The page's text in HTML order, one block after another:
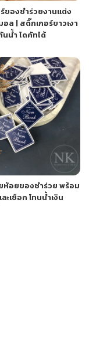
ของชำร่วยงานแต่ง
ล | สติ๊กเกอร์ขาวเงา
นน้ำ ไดคัทได้
ห้อยของชำร่วย พร้อม
ละเชือก โทนน้ำเงิน